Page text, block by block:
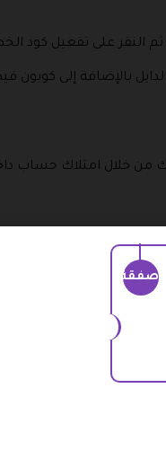
النقر على تفعيل كود
بالإضافة إلى كوبون
من خلال امتلاك حساب
على العديد من الأقسام.
من خلالها اختيار وسيلة
كتابته يتم الضغط على
الدايل.
صفقة